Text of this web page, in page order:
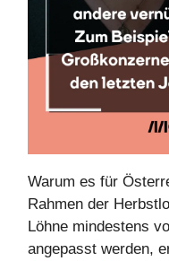
Warum es für
Rahmen der
Löhne mindestens
angepasst werden,